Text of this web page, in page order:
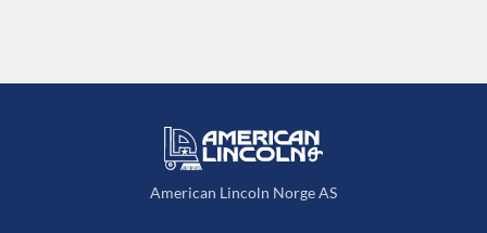
American Lincoln Norge AS